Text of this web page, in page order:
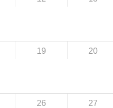
19 20
26 27